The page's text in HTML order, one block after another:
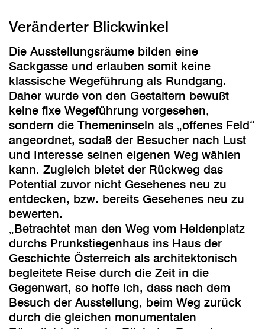
Veränderter Blickwinkel
Die Ausstellungsräume bilden eine
Sackgasse und erlauben somit keine
klassische Wegeführung als Rundgang.
Daher wurde von den Gestaltern bewußt
keine fixe Wegeführung vorgesehen,
sondern die Themeninseln als „offenes Feld“
angeordnet, sodaß der Besucher nach Lust
und Interesse seinen eigenen Weg wählen
kann. Zugleich bietet der Rückweg das
Potential zuvor nicht Gesehenes neu zu
entdecken, bzw. bereits Gesehenes neu zu
bewerten.
„Betrachtet man den Weg vom Heldenplatz
durchs Prunkstiegenhaus ins Haus der
Geschichte Österreich als architektonisch
begleitete Reise durch die Zeit in die
Gegenwart, so hoffe ich, dass nach dem
Besuch der Ausstellung, beim Weg zurück
durch die gleichen monumentalen